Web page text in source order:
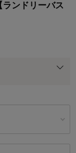
ンドリーバス
ト
適用前の基本ポイント